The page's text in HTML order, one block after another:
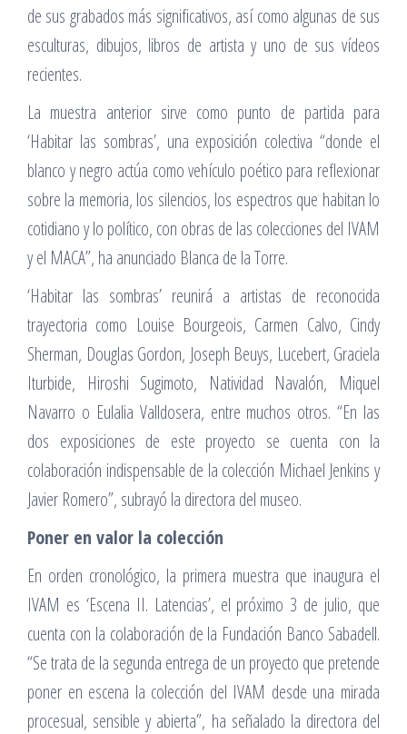
de sus grabados más significativos, así como algunas de sus
esculturas, dibujos, libros de artista y uno de sus vídeos
recientes.
La muestra anterior sirve como punto de partida para
‘Habitar las sombras’, una exposición colectiva “donde el
blanco y negro actúa como vehículo poético para reflexionar
sobre la memoria, los silencios, los espectros que habitan lo
cotidiano y lo político, con obras de las colecciones del IVAM
y el MACA”, ha anunciado Blanca de la Torre.
‘Habitar las sombras’ reunirá a artistas de reconocida
trayectoria como Louise Bourgeois, Carmen Calvo, Cindy
Sherman, Douglas Gordon, Joseph Beuys, Lucebert, Graciela
Iturbide, Hiroshi Sugimoto, Natividad Navalón, Miquel
Navarro o Eulalia Valldosera, entre muchos otros. “En las
dos exposiciones de este proyecto se cuenta con la
colaboración indispensable de la colección Michael Jenkins y
Javier Romero”, subrayó la directora del museo.
Poner en valor la colección
En orden cronológico, la primera muestra que inaugura el
IVAM es ‘Escena II. Latencias’, el próximo 3 de julio, que
cuenta con la colaboración de la Fundación Banco Sabadell.
“Se trata de la segunda entrega de un proyecto que pretende
poner en escena la colección del IVAM desde una mirada
procesual, sensible y abierta”, ha señalado la directora del